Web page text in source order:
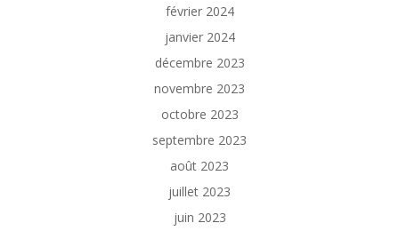
février 2024
janvier 2024
décembre 2023
novembre 2023
octobre 2023
septembre 2023
août 2023
juillet 2023
juin 2023